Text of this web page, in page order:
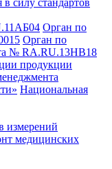
силу стандартов
Орган по
Орган по
№ RA.RU.13HB18
продукции
Национальная
измерений
медицинских